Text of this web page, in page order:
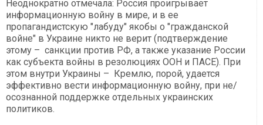
Неоднократно отмечала: Россия проигрывает
информационную войну в мире, и в ее
пропагандистскую "лабуду" якобы о "гражданской
войне" в Украине никто не верит (подтверждение
этому – санкции против РФ, а также указание России
как субъекта войны в резолюциях ООН и ПАСЕ). При
этом внутри Украины – Кремлю, порой, удается
эффективно вести информационную войну, при не/
осознанной поддержке отдельных украинских
политиков.